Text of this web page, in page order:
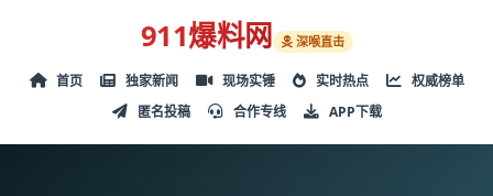
911爆料网 深喉直击
首页 独家新闻 现场实锤 实时热点
权威榜单
匿名投稿
合作专线 APP下载